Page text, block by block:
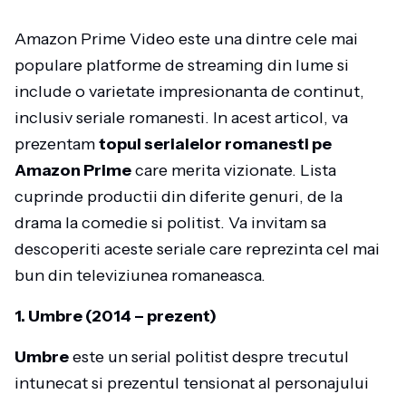
Amazon Prime Video este una dintre cele mai
populare platforme de streaming din lume si
include o varietate impresionanta de continut,
inclusiv seriale romanesti. In acest articol, va
prezentamtopul serialelor romanesti pe
Amazon Primecare merita vizionate. Lista
cuprinde productii din diferite genuri, de la
drama la comedie si politist. Va invitam sa
descoperiti aceste seriale care reprezinta cel mai
bun din televiziunea romaneasca.
1. Umbre (2014 – prezent)
Umbreeste un serial politist despre trecutul
intunecat si prezentul tensionat al personajului